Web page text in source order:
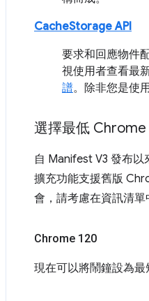
CacheStorage API
要求和回應物件
視使用者查看最
譜。除非您是使
選擇最低 Chrome
自 Manifest V3 發布
擴充功能支援舊版
會，請考慮在資訊清單
Chrome 120
現在可以將鬧鐘設為